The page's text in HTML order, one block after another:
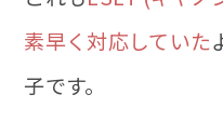
素早く対応していた
子です。